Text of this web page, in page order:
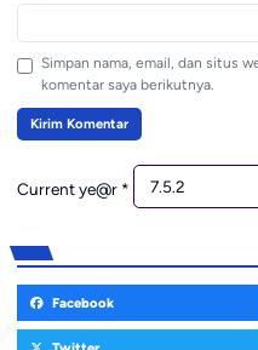
Simpan nama, email, dan situs
komentar saya berikutnya.
Current ye@r *
Facebook